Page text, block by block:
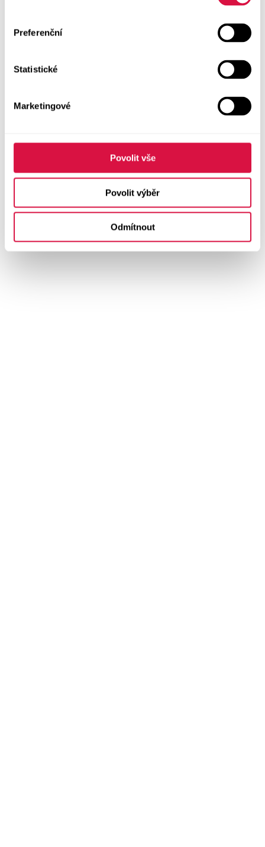
Preferenční
Statistické
Marketingové
Povolit vše
Povolit výběr
Odmítnout